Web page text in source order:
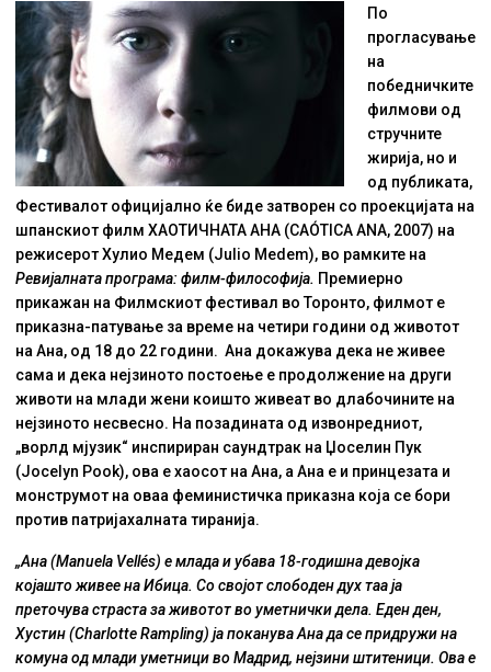
По
прогласување
на
победничките
филмови од
стручните
жирија, но и
од публиката,
Фестивалот официјално ќе биде затворен со проекцијата на
шпанскиот филм ХАОТИЧНАТА АНА (CAÓTICA ANA, 2007) на
режисерот Хулио Медем (Julio Medem), во рамките на
Ревијалната програма: филм-философија. Премиерно
прикажан на Филмскиот фестивал во Торонто, филмот е
приказна-патување за време на четири години од животот
на Ана, од 18 до 22 години. Ана докажува дека не живее
сама и дека нејзиното постоење е продолжение на други
животи на млади жени коишто живеат во длабочините на
нејзиното несвесно. На позадината од извонредниот,
„ворлд мјузик“ инспириран саундтрак на Џоселин Пук
(Jocelyn Pook), ова е хаосот на Ана, а Ана е и принцезата и
монструмот на оваа феминистичка приказна која се бори
против патријахалната тиранија.
„Ана (Manuela Vellés) е млада и убава 18-годишна девојка
којашто живее на Ибица. Со својот слободен дух таа ја
преточува страста за животот во уметнички дела. Еден ден,
Хустин (Charlotte Rampling) ја поканува Ана да се придружи на
комуна од млади уметници во Мадрид, нејзини штитеници. Ова е